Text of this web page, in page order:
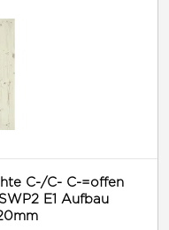
C-/C- C-=offen
E1 Aufbau